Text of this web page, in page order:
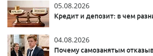
05.08.2026
Кредит и депозит: в чем
04.08.2026
Почему самозанятым